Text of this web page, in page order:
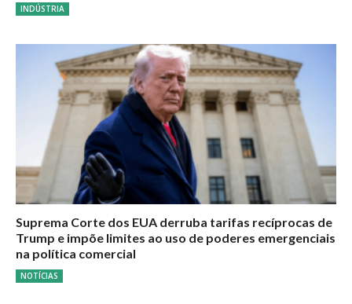
INDÚSTRIA
Suprema Corte dos EUA derruba tarifas recíprocas de
Trump e impõe limites ao uso de poderes emergenciais
na política comercial
NOTÍCIAS